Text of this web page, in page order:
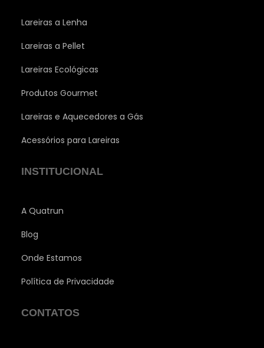
Lareiras a Lenha
Lareiras a Pellet
Lareiras Ecológicas
Produtos Gourmet
Lareiras e Aquecedores a Gás
Acessórios para Lareiras
INSTITUCIONAL
A Quatrun
Blog
Onde Estamos
Política de Privacidade
CONTATOS